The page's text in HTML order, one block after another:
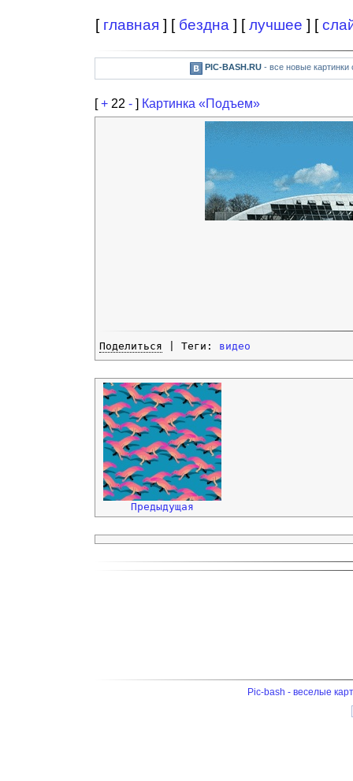
[ главная ] [ бездна ] [лучшее ] [
PIC-BASH.RU- все новые картинки
[+ 22 - ] Картинка «Подъем»
Поделиться | Теги: видео
Предыдущая
Pic-bash - веселые